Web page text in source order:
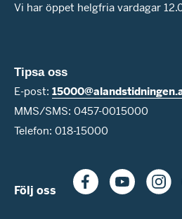
Vi har öppet helgfria vardagar
Tipsa oss
E-post:
MMS/SMS: 0457-0015000
Telefon: 018-15000
Följ oss